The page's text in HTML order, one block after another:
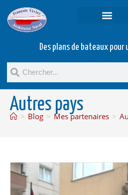
Des plans de bateaux pour
Autres pays
> Blog > Mes partenaires >